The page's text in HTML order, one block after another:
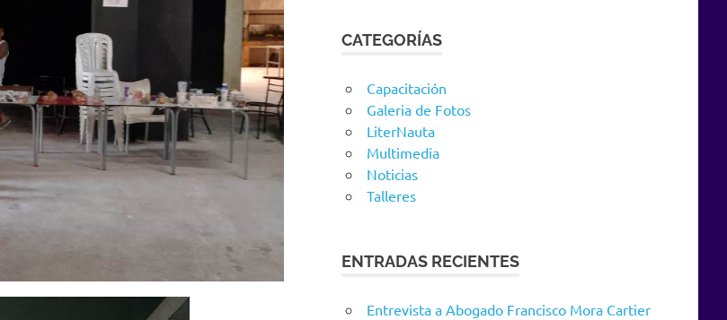
CATEGORÍAS
Capacitación
Galeria de Fotos
LiterNauta
Multimedia
Noticias
Talleres
ENTRADAS RECIENTES
Entrevista a Abogado Francisco Mora Cartier